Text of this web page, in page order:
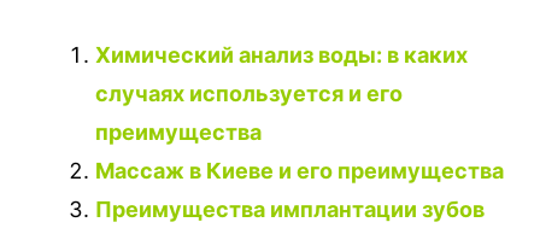
Химический анализ воды: в каких
случаях используется и его
преимущества
Массаж в Киеве и его преимущества
Преимущества имплантации зубов